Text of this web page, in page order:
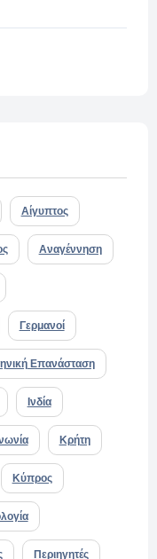
Αίγυπτος
Αναγέννηση
Γερμανοί
Επανάσταση
Ινδία
Κρήτη
Κύπρος
Περιηγητές